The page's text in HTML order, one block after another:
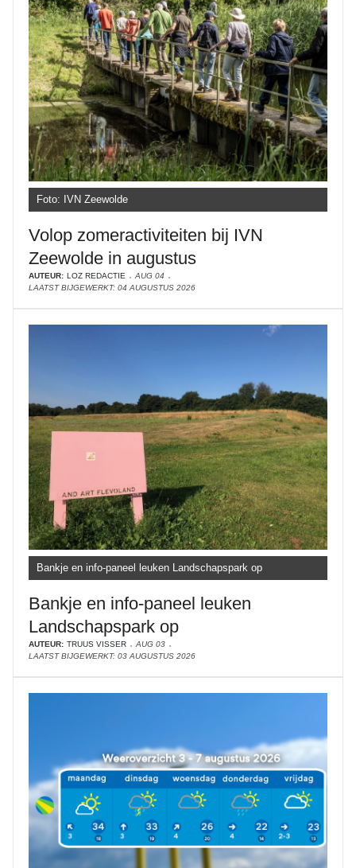
Foto: IVN Zeewolde
Volop zomeractiviteiten bij IVN
Zeewolde in augustus
AUTEUR: LOZ REDACTIE
AUG 04
LAATST BIJGEWERKT: 04 AUGUSTUS 2026
Bankje en info-paneel leuken Landschapspark op
Bankje en info-paneel leuken
Landschapspark op
AUTEUR: TRUUS VISSER
AUG 03
LAATST BIJGEWERKT: 03 AUGUSTUS 2026